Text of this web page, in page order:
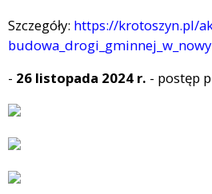
Szczegóły: https://krotoszyn.pl/
- 26 listopada 2024 r. - postęp